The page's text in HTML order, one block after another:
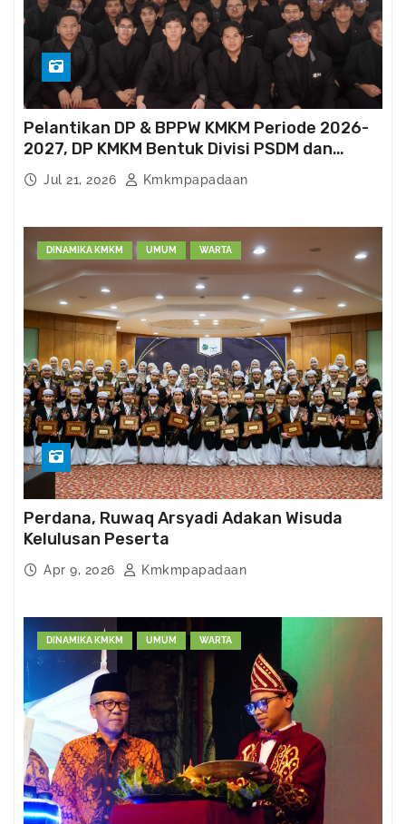
Pelantikan DP & BPPW KMKM Periode 2026-
2027, DP KMKM Bentuk Divisi PSDM dan
Kema’had-an
Jul 21, 2026 Kmkmpapadaan
DINAMIKA KMKM UMUM WARTA
Perdana, Ruwaq Arsyadi Adakan Wisuda
Kelulusan Peserta
Apr 9, 2026 Kmkmpapadaan
DINAMIKA KMKM UMUM WARTA